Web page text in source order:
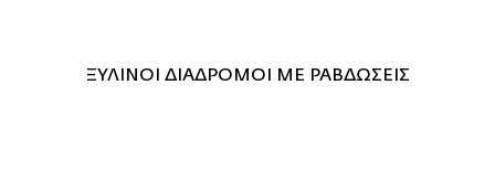
ΞΥΛΙΝΟΙ ΔΙΑΔΡΟΜΟΙ ΜΕ ΡΑΒΔΩΣΕΙΣ